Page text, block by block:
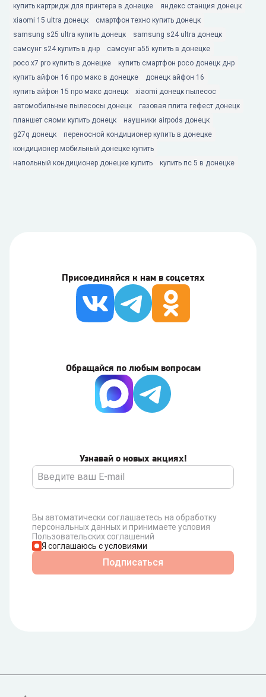
купить картридж для принтера в донецке
яндекс станция донецк
xiaomi 15 ultra донецк
смартфон техно купить донецк
samsung s25 ultra купить донецк
samsung s24 ultra донецк
самсунг s24 купить в днр
самсунг а55 купить в донецке
poco x7 pro купить в донецке
купить смартфон poco донецк днр
купить айфон 16 про макс в донецке
донецк айфон 16
купить айфон 15 про макс донецк
xiaomi донецк пылесос
автомобильные пылесосы донецк
газовая плита гефест донецк
планшет сяоми купить донецк
наушники airpods донецк
g27q донецк
переносной кондиционер купить в донецке
кондиционер мобильный донецке купить
напольный кондиционер донецке купить
купить пс 5 в донецке
Присоединяйся к нам в соцсетях
Узнавай о новых акциях!
Вы автоматически соглашаетесь на обработку
персональных данных и принимаете условия
Пользовательских соглашений
Я соглашаюсь с условиями
Подписаться
Обращайся по любым вопросам